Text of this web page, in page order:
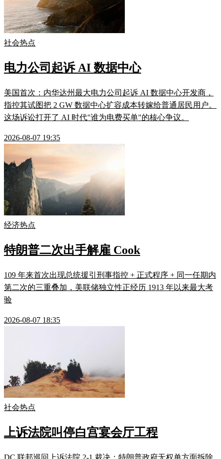
社会热点
电力公司起诉 AI 数据中心
美国首次：内华达州最大电力公司起诉 AI 数据中心开发商，
指控其试图把 2 GW 数据中心扩容成本转嫁给普通居民用户。
这场诉讼打开了 AI 时代"谁为电费买单"的核心争议。
2026-08-07 19:35
经济热点
特朗普二次出手解雇 Cook
109 年来首次出现总统援引刑事指控 + 正式程序 + 同一任期内
第二次的三重叠加，美联储独立性正经历 1913 年以来最大考
验
2026-08-07 18:35
社会热点
上诉法院叫停白宫宴会厅工程